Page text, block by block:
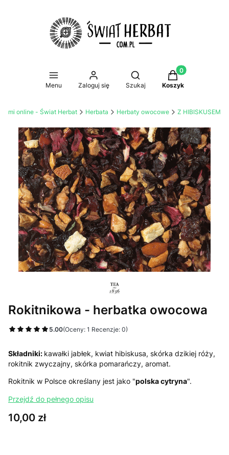
Menu Zaloguj się
Otwórz wyszukiwarkę
Szukaj
Produkty w
Koszyk
online - Świat Herbat Herbata Herbaty owocowe Z HIBISKUSEM
Rokitnikowa - herbatka owocowa
5.00(Oceny: 1 Recenzje: 0)
Składniki: kawałki jabłek, kwiat hibiskusa, skórka dzikiej róży,
rokitnik zwyczajny, skórka pomarańczy, aromat.
Rokitnik w Polsce określany jest jako "polska cytryna".
Przejdź do pełnego opisu
Cena
10,00 zł